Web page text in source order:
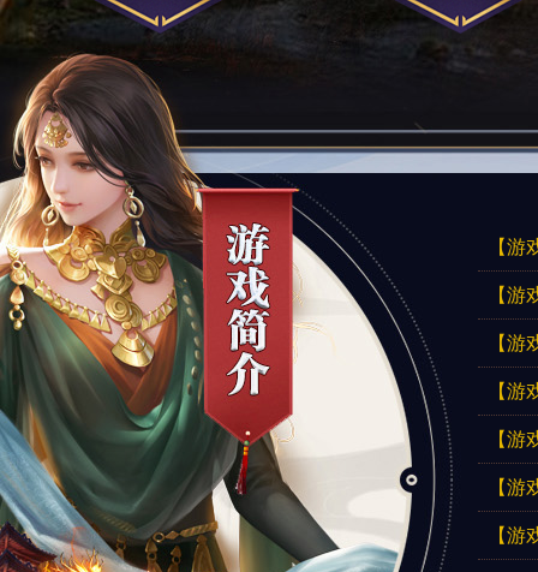
【游
【游
【游
【游
【游
【游
【游